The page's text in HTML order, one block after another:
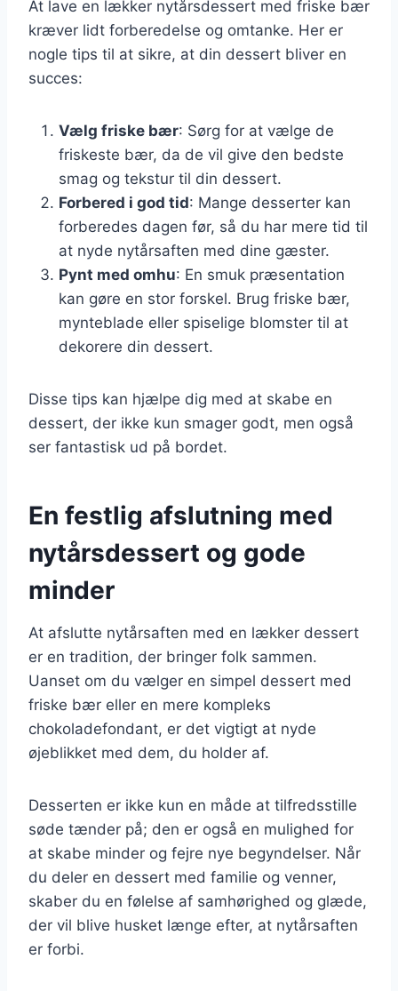
At lave en lækker nytårsdessert med friske bær
kræver lidt forberedelse og omtanke. Her er
nogle tips til at sikre, at din dessert bliver en
succes:
Vælg friske bær: Sørg for at vælge de
friskeste bær, da de vil give den bedste
smag og tekstur til din dessert.
Forbered i god tid: Mange desserter kan
forberedes dagen før, så du har mere tid til
at nyde nytårsaften med dine gæster.
Pynt med omhu: En smuk præsentation
kan gøre en stor forskel. Brug friske bær,
mynteblade eller spiselige blomster til at
dekorere din dessert.
Disse tips kan hjælpe dig med at skabe en
dessert, der ikke kun smager godt, men også
ser fantastisk ud på bordet.
En festlig afslutning med
nytårsdessert og gode
minder
At afslutte nytårsaften med en lækker dessert
er en tradition, der bringer folk sammen.
Uanset om du vælger en simpel dessert med
friske bær eller en mere kompleks
chokoladefondant, er det vigtigt at nyde
øjeblikket med dem, du holder af.
Desserten er ikke kun en måde at tilfredsstille
søde tænder på; den er også en mulighed for
at skabe minder og fejre nye begyndelser. Når
du deler en dessert med familie og venner,
skaber du en følelse af samhørighed og glæde,
der vil blive husket længe efter, at nytårsaften
er forbi.